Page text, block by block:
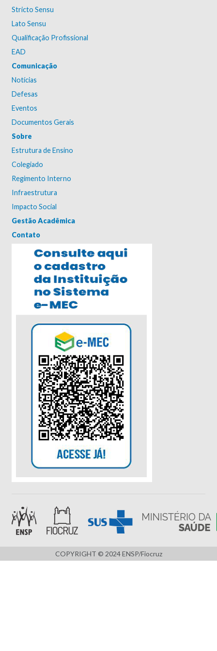
Stricto Sensu
Lato Sensu
Qualificação Profissional
EAD
Comunicação
Notícias
Defesas
Eventos
Documentos Gerais
Sobre
Estrutura de Ensino
Colegiado
Regimento Interno
Infraestrutura
Impacto Social
Gestão Acadêmica
Contato
COPYRIGHT © 2024 ENSP/Fiocruz